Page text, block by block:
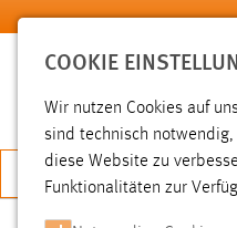
Zum Hauptinhalt springen
JETZT
COOKIE
Wir nutzen Cookies auf
sind technisch
diese Website zu
Funktionalitäten zur